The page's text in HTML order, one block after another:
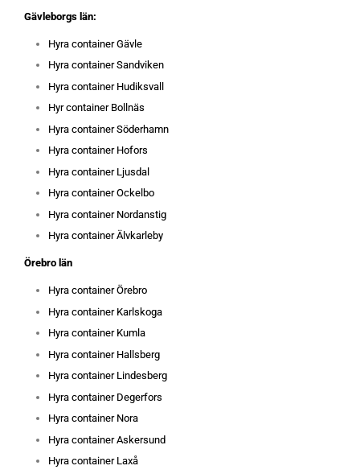
Gävleborgs län:
Hyra container Gävle
Hyra container Sandviken
Hyra container Hudiksvall
Hyr container Bollnäs
Hyra container Söderhamn
Hyra container Hofors
Hyra container Ljusdal
Hyra container Ockelbo
Hyra container Nordanstig
Hyra container Älvkarleby
Örebro län
Hyra container Örebro
Hyra container Karlskoga
Hyra container Kumla
Hyra container Hallsberg
Hyra container Lindesberg
Hyra container Degerfors
Hyra container Nora
Hyra container Askersund
Hyra container Laxå